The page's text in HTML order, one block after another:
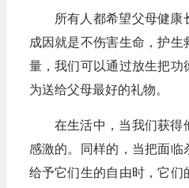
所有人都希望父母健康
成因就是不伤害生命，护生
量，我们可以通过放生把功
为送给父母最好的礼物。
在生活中，当我们获得
感激的。同样的，当把面临
给予它们生的自由时，它们